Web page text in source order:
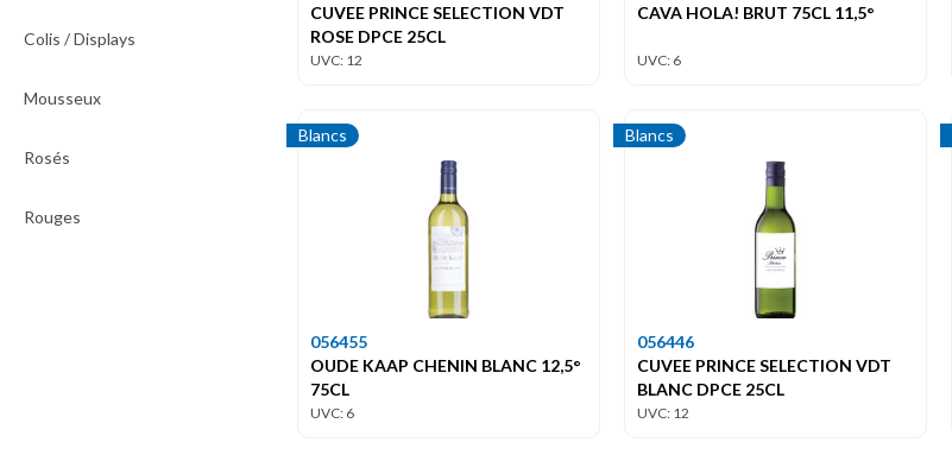
Colis / Displays
Mousseux
Rosés
Rouges
CUVEE PRINCE SELECTION VDT
ROSE DPCE 25CL
UVC: 12
CAVA HOLA! BRUT 75CL 11,5°
UVC: 6
Blancs
056455
OUDE KAAP CHENIN BLANC 12,5°
75CL
UVC: 6
Blancs
056446
CUVEE PRINCE SELECTION VDT
BLANC DPCE 25CL
UVC: 12